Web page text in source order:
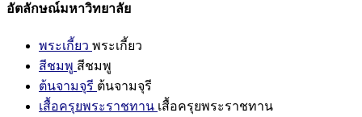
อัตลักษณ์มหาวิทยาลัย
พระเกี้ยว พระเกี้ยว
สีชมพู สีชมพู
ต้นจามจุรี ต้นจามจุรี
เสื้อครุยพระราชทาน เสื้อครุยพระราชทาน